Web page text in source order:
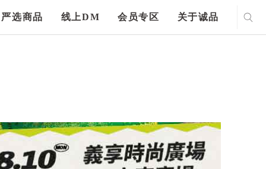
严选商品 线上DM 会员专区 关于诚品